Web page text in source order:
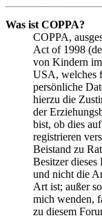
Was ist COPPA?
COPPA,
Act of 1998
von Kindern
USA, welches
persönliche
hierzu die
der
bist, ob dies
registrieren
Beistand zu
Besitzer dieses
und nicht die
Art ist; außer
mich wenden,
zu diesem